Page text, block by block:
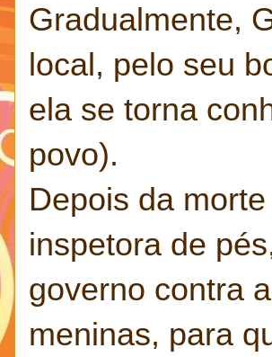
Gradualmente,
local, pelo seu
ela se torna
povo).
Depois da
inspetora de
governo contra
meninas, para